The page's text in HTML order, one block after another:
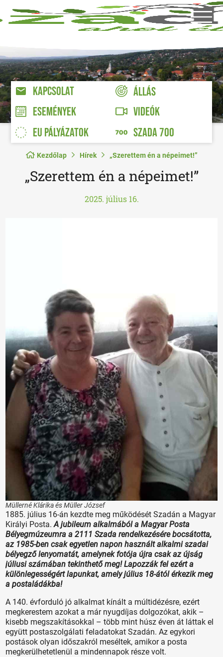
KAPCSOLAT
ÁLLÁS
ESEMÉNYEK
VIDEÓK
EU PÁLYÁZATOK
SZADA 700
Kezdőlap Hírek „Szerettem én a népeimet!”
„Szerettem én a népeimet!”
2025. július 16.
Müllerné Klárika és Müller József
1885. július 16-án kezdte meg működését Szadán a Magyar
Királyi Posta.A jubileum alkalmából a Magyar Posta
Bélyegmúzeumra a 2111 Szada rendelkezésére bocsátotta,
az 1985-ben csak egyetlen napon használt alkalmi szadai
bélyegző lenyomatát, amelynek fotója újra csak az újság
júliusi számában tekinthető meg! Lapozzák fel ezért a
különlegességért lapunkat, amely július 18-ától érkezik meg
a postaládákba!
A 140. évforduló jó alkalmat kínált a múltidézésre, ezért
megkerestem azokat a már nyugdíjas dolgozókat, akik –
kisebb megszakításokkal – több mint húsz éven át láttak el
együtt postaszolgálati feladatokat Szadán. Az egykori
postások olyan időszakról meséltek, amikor a posta
megkerülhetetlenül a mindennapok része volt.